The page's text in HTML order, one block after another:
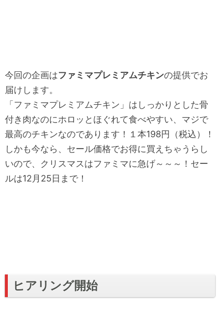
今回の企画はファミマプレミアムチキンの提供でお
届けします。
「ファミマプレミアムチキン」はしっかりとした骨
付き肉なのにホロッとほぐれて食べやすい、マジで
最高のチキンなのであります！１本198円（税込）！
しかも今なら、セール価格でお得に買えちゃうらし
いので、クリスマスはファミマに急げ～～～！セー
ルは12月25日まで！
ヒアリング開始